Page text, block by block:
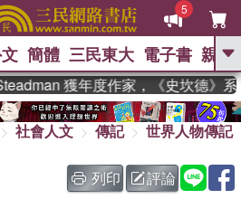
5
GO
熱搜： 東野圭吾 、 The Odyssey 、
父親節 、 如果歷史是一群喵 、 暑期
台灣的李登輝時代 、 數學女
孩：黎曼猜想 、 偉大的迷走神經
簡體 三民東大 電子書 親子
獲年度作家，《史坎德》系列
社會人文 傳記
世界人物傳記
列印
評論